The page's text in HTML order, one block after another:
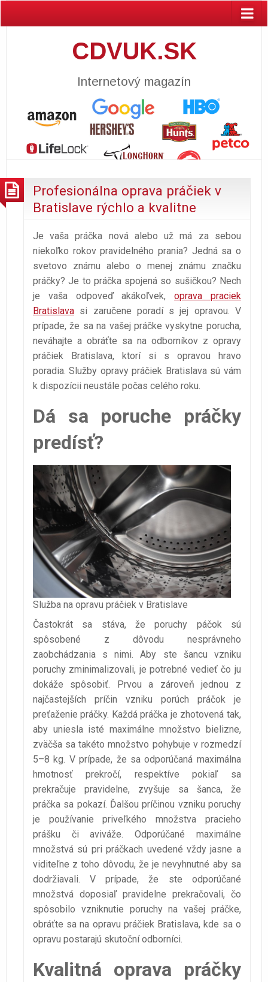
CDVUK.SK
Internetový magazín
Profesionálna oprava práčiek v
Bratislave rýchlo a kvalitne
Je vaša práčka nová alebo už má za sebou
niekoľko rokov pravidelného prania? Jedná sa o
svetovo známu alebo o menej známu značku
práčky? Je to práčka spojená so sušičkou? Nech
je vaša odpoveď akákoľvek,oprava praciek
Bratislava si zaručene poradí s jej opravou. V
prípade, že sa na vašej práčke vyskytne porucha,
neváhajte a obráťte sa na odborníkov z opravy
práčiek Bratislava, ktorí si s opravou hravo
poradia. Služby opravy práčiek Bratislava sú vám
k dispozícii neustále počas celého roku.
Dá sa poruche práčky
predísť?
Služba na opravu práčiek v Bratislave
Častokrát sa stáva, že poruchy páčok sú
spôsobené z dôvodu nesprávneho
zaobchádzania s nimi. Aby ste šancu vzniku
poruchy zminimalizovali, je potrebné vedieť čo ju
dokáže spôsobiť. Prvou a zároveň jednou z
najčastejších príčin vzniku porúch práčok je
preťaženie práčky. Každá práčka je zhotovená tak,
aby uniesla isté maximálne množstvo bielizne,
zväčša sa takéto množstvo pohybuje v rozmedzí
5–­­8 kg. V prípade, že sa odporúčaná maximálna
hmotnosť prekročí, respektíve pokiaľ sa
prekračuje pravidelne, zvyšuje sa šanca, že
práčka sa pokazí. Ďalšou príčinou vzniku poruchy
je používanie priveľkého množstva pracieho
prášku či aviváže. Odporúčané maximálne
množstvá sú pri práčkach uvedené vždy jasne a
viditeľne z toho dôvodu, že je nevyhnutné aby sa
dodržiavali. V prípade, že ste odporúčané
množstvá doposiaľ pravidelne prekračovali, čo
spôsobilo vzniknutie poruchy na vašej práčke,
obráťte sa na opravu práčiek Bratislava, kde sa o
opravu postarajú skutoční odborníci.
Kvalitná oprava práčky